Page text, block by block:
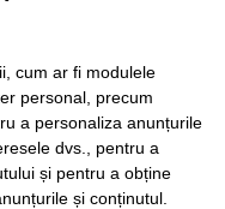
Fikl: păuni albi,
antropologie
Socolari
Înainte
cum ar fi modulele
personal, precum
a personaliza anunțurile
dvs., pentru a
și pentru a obține
și conținutul.